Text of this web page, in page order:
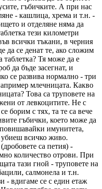
гъбичките. А при нас
- кашлица, хрема и т.н. -
и отделяне няма да
тези километри
всички тъкани, в черния
да се денат те, ако сложим
Тя може да е
да бъде засегнат, и
се развива нормално - три
млечницата. Какво
Това са труповете на
от левкоцитите. Не с
борим с тях, та те са вече
гъбички, което може да
имунитета,
всичко живо.
са петия) -
количество отрови. При
тази гной - труповете на
салмонела и т.н.
- вдигаме се с един етаж